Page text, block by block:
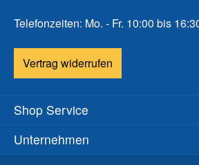
Telefonzeiten: Mo. - Fr. 10:00 bis
Vertrag widerrufen
Shop Service
Unternehmen